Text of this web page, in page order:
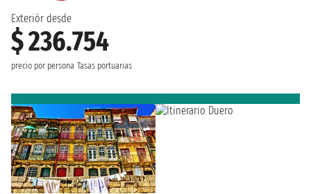
Exteriór desde
$ 236.754
precio por persona Tasas portuarias